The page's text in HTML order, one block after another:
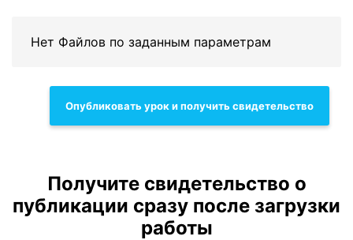
Нет Файлов по заданным параметрам
Опубликовать урок и получить свидетельство
Получите свидетельство о
публикации сразу после загрузки
работы